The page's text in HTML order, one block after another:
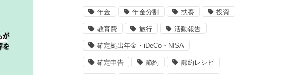
年金 年金分割 扶養 投資
教育費 旅行 活動報告
確定拠出年金・iDeCo・NISA
確定申告 節約 節約レシピ